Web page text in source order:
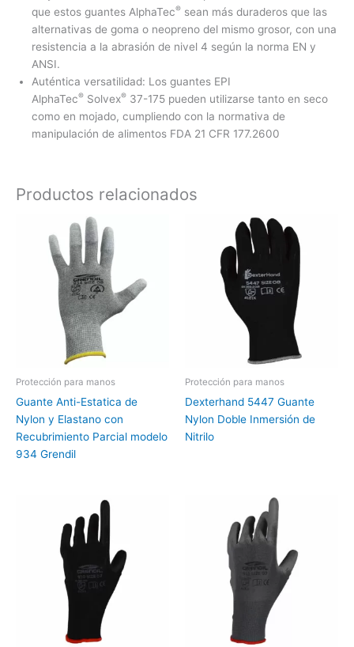
que estos guantes AlphaTec® sean más duraderos que las
alternativas de goma o neopreno del mismo grosor, con una
resistencia a la abrasión de nivel 4 según la norma EN y
ANSI.
Auténtica versatilidad: Los guantes EPI
AlphaTec® Solvex® 37-175 pueden utilizarse tanto en seco
como en mojado, cumpliendo con la normativa de
manipulación de alimentos FDA 21 CFR 177.2600
Productos relacionados
Protección para manos
Guante Anti-Estatica de
Nylon y Elastano con
Recubrimiento Parcial modelo
934 Grendil
Protección para manos
Dexterhand 5447 Guante
Nylon Doble Inmersión de
Nitrilo